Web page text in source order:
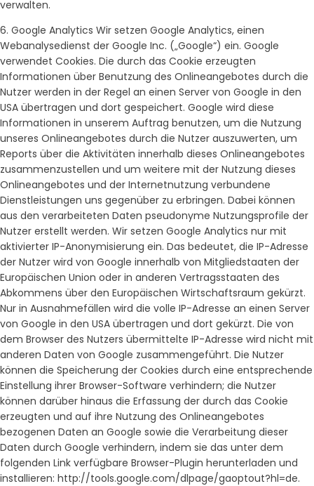
verwalten.
6. Google Analytics Wir setzen Google Analytics, einen
Webanalysedienst der Google Inc. („Google“) ein. Google
verwendet Cookies. Die durch das Cookie erzeugten
Informationen über Benutzung des Onlineangebotes durch die
Nutzer werden in der Regel an einen Server von Google in den
USA übertragen und dort gespeichert. Google wird diese
Informationen in unserem Auftrag benutzen, um die Nutzung
unseres Onlineangebotes durch die Nutzer auszuwerten, um
Reports über die Aktivitäten innerhalb dieses Onlineangebotes
zusammenzustellen und um weitere mit der Nutzung dieses
Onlineangebotes und der Internetnutzung verbundene
Dienstleistungen uns gegenüber zu erbringen. Dabei können
aus den verarbeiteten Daten pseudonyme Nutzungsprofile der
Nutzer erstellt werden. Wir setzen Google Analytics nur mit
aktivierter IP-Anonymisierung ein. Das bedeutet, die IP-Adresse
der Nutzer wird von Google innerhalb von Mitgliedstaaten der
Europäischen Union oder in anderen Vertragsstaaten des
Abkommens über den Europäischen Wirtschaftsraum gekürzt.
Nur in Ausnahmefällen wird die volle IP-Adresse an einen Server
von Google in den USA übertragen und dort gekürzt. Die von
dem Browser des Nutzers übermittelte IP-Adresse wird nicht mit
anderen Daten von Google zusammengeführt. Die Nutzer
können die Speicherung der Cookies durch eine entsprechende
Einstellung ihrer Browser-Software verhindern; die Nutzer
können darüber hinaus die Erfassung der durch das Cookie
erzeugten und auf ihre Nutzung des Onlineangebotes
bezogenen Daten an Google sowie die Verarbeitung dieser
Daten durch Google verhindern, indem sie das unter dem
folgenden Link verfügbare Browser-Plugin herunterladen und
installieren: http://tools.google.com/dlpage/gaoptout?hl=de.